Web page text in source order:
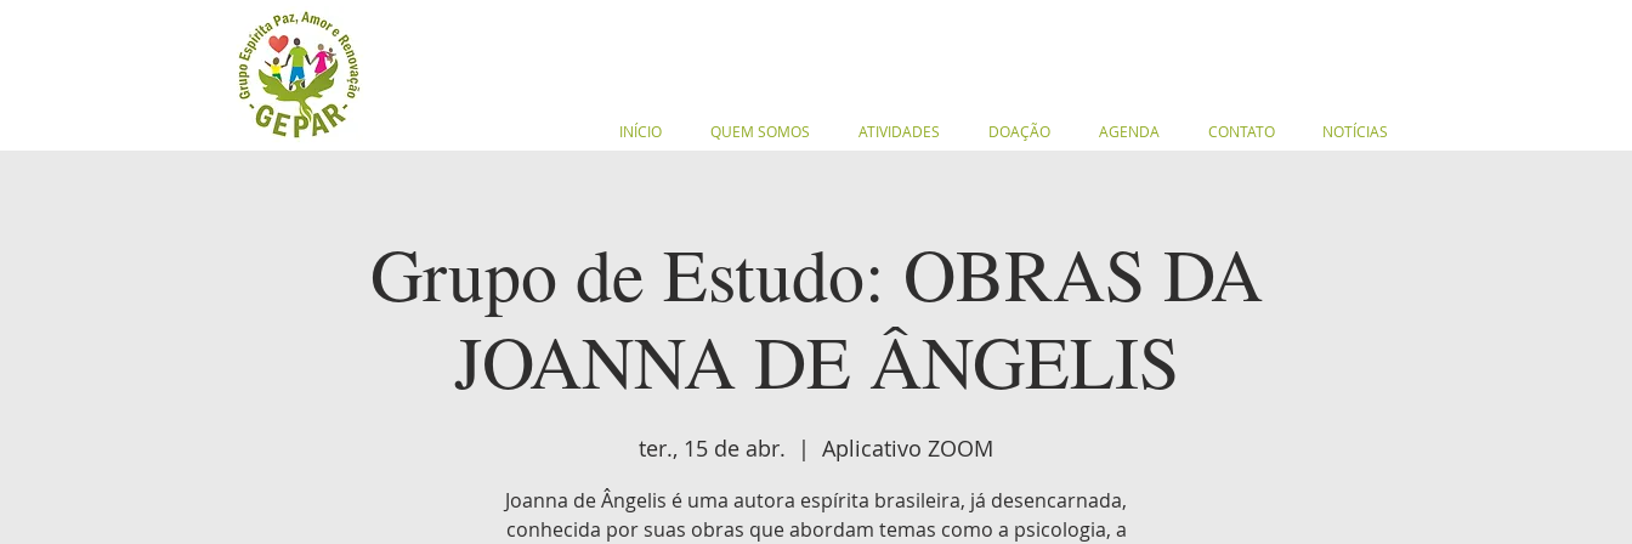
INÍCIO QUEM SOMOS ATIVIDADES DOAÇÃO AGENDA CONTATO NOTÍCIAS
Grupo de Estudo: OBRAS DA
JOANNA DE ÂNGELIS
ter., 15 de abr.
  |
Aplicativo ZOOM
Joanna de Ângelis é uma autora espírita brasileira, já desencarnada,
conhecida por suas obras que abordam temas como a psicologia, a